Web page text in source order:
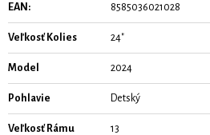
EAN: 8585036021028
Veľkosť Kolies 24"
Model 2024
Pohlavie Detský
Veľkosť Rámu 13